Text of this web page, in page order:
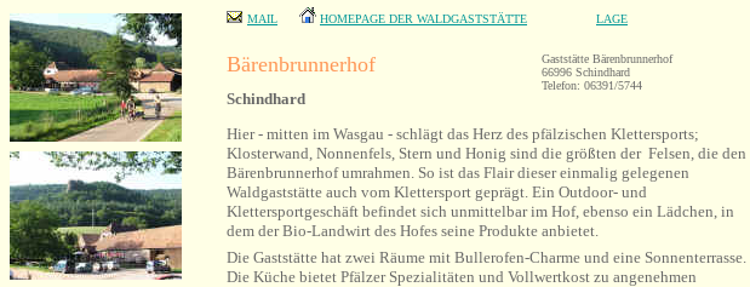
MAIL HOMEPAGE DER WALDGASTSTÄTTE LAGE
Bärenbrunnerhof
Schindhard
Gaststätte Bärenbrunnerhof
66996 Schindhard
Telefon: 06391/5744
Hier - mitten im Wasgau - schlägt das Herz des pfälzischen Klettersports;
Klosterwand, Nonnenfels, Stern und Honig sind die größten der Felsen, die den
Bärenbrunnerhof umrahmen. So ist das Flair dieser einmalig gelegenen
Waldgaststätte auch vom Klettersport geprägt. Ein Outdoor- und
Klettersportgeschäft befindet sich unmittelbar im Hof, ebenso ein Lädchen, in
dem der Bio-Landwirt des Hofes seine Produkte anbietet.
Die Gaststätte hat zwei Räume mit Bullerofen-Charme und eine Sonnenterrasse.
Die Küche bietet Pfälzer Spezialitäten und Vollwertkost zu angenehmen